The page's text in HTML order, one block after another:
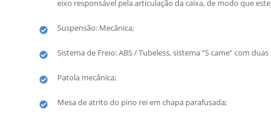
eixo responsável pela articulação da caixa, de modo que
Suspensão: Mecânica;
Sistema de Freio: ABS / Tubeless, sistema “S came” com
Patola mecânica;
Mesa de atrito do pino rei em chapa parafusada;